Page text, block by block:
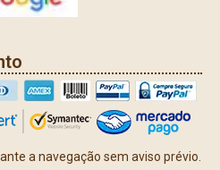
a navegação sem aviso prévio.